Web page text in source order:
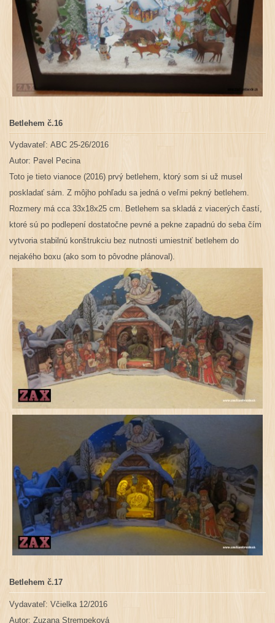
Betlehem č.16
Vydavateľ: ABC 25-26/2016
Autor: Pavel Pecina
Toto je tieto vianoce (2016) prvý betlehem, ktorý som si už musel
poskladať sám. Z môjho pohľadu sa jedná o veľmi pekný betlehem.
Rozmery má cca 33x18x25 cm. Betlehem sa skladá z viacerých častí,
ktoré sú po podlepení dostatočne pevné a pekne zapadnú do seba čím
vytvoria stabilnú konštrukciu bez nutnosti umiestniť betlehem do
nejakého boxu (ako som to pôvodne plánoval).
Betlehem č.17
Vydavateľ: Včielka 12/2016
Autor: Zuzana Strempeková